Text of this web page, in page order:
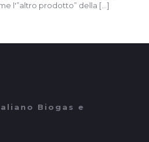
l'”altro prodotto” della […]
Biogas e